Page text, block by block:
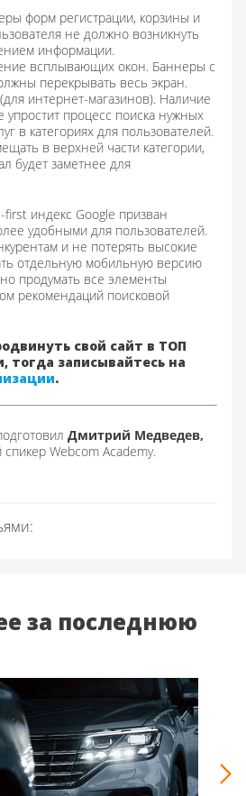
форм регистрации, корзины и
не должно возникнуть
информации.
всплывающих окон. Баннеры с
перекрывать весь экран.
интернет-магазинов). Наличие
упростит процесс поиска нужных
в категориях для пользователей.
в верхней части категории,
будет заметнее для
индекс Google призван
удобными для пользователей.
и не потерять высокие
отдельную мобильную версию
продумать все элементы
рекомендаций поисковой
свой сайт в ТОП
тогда записывайтесь на
.
Дмитрий Медведев,
Webcom Academy.
за последнюю